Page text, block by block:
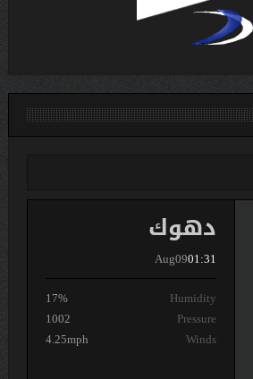
دهوك
Aug0901:31
Humidity
17%
Pressure
1002
Winds
4.25mph